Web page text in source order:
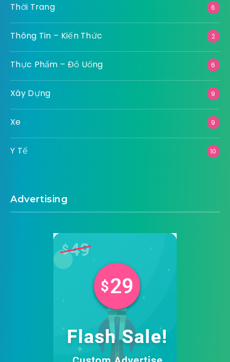
Thời Trang 6
Thông Tin – Kiến Thức 2
Thực Phẩm – Đồ Uống 6
Xây Dựng 9
Xe 9
Y Tế 10
Advertising